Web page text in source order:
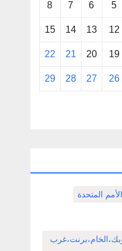
5
6
7
8
12
13
14
15
19
20
21
22
26
27
28
29
الأمم المتحدة